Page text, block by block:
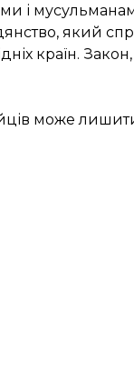
і
який
країн.
може